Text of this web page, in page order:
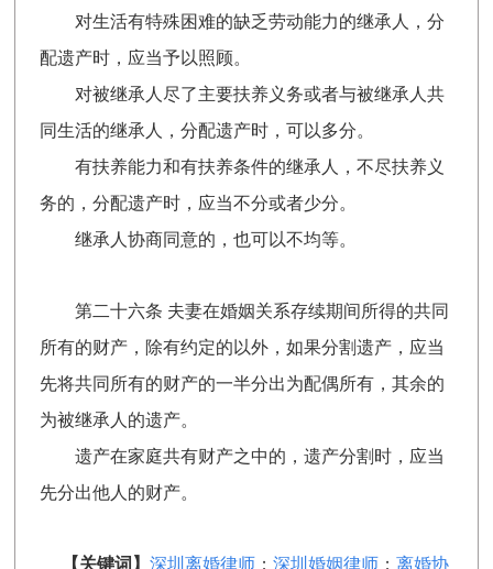
对生活有特殊困难的缺乏劳动能力的继承人，分
配遗产时，应当予以照顾。
对被继承人尽了主要扶养义务或者与被继承人共
同生活的继承人，分配遗产时，可以多分。
有扶养能力和有扶养条件的继承人，不尽扶养义
务的，分配遗产时，应当不分或者少分。
继承人协商同意的，也可以不均等。
第二十六条 夫妻在婚姻关系存续期间所得的共同
所有的财产，除有约定的以外，如果分割遗产，应当
先将共同所有的财产的一半分出为配偶所有，其余的
为被继承人的遗产。
遗产在家庭共有财产之中的，遗产分割时，应当
先分出他人的财产。
【关键词】 深圳离婚律师； 深圳婚姻律师； 离婚协